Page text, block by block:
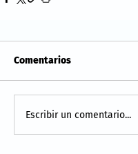
Comentarios
Escribir un comentario...